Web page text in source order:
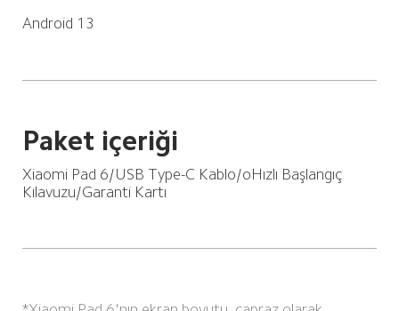
Android 13
Paket içeriği
Xiaomi Pad 6/USB Type-C Kablo/oHızlı Başlangıç
Kılavuzu/Garanti Kartı